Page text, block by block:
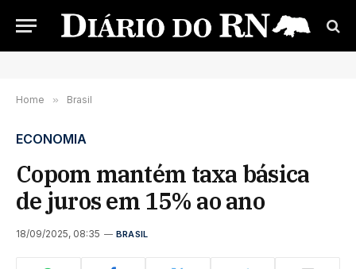
Home » Brasil
ECONOMIA
Copom mantém taxa básica
de juros em 15% ao ano
18/09/2025, 08:35 BRASIL